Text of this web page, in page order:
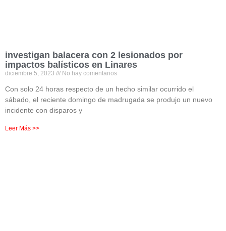
investigan balacera con 2 lesionados por
impactos balísticos en Linares
diciembre 5, 2023 No hay comentarios
Con solo 24 horas respecto de un hecho similar ocurrido el
sábado, el reciente domingo de madrugada se produjo un nuevo
incidente con disparos y
Leer Más >>